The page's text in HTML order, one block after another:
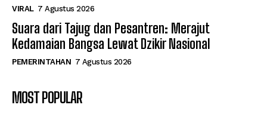
VIRAL 7 Agustus 2026
Suara dari Tajug dan Pesantren: Merajut
Kedamaian Bangsa Lewat Dzikir Nasional
PEMERINTAHAN 7 Agustus 2026
MOST POPULAR